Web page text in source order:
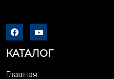
 
КАТАЛОГ
Главная